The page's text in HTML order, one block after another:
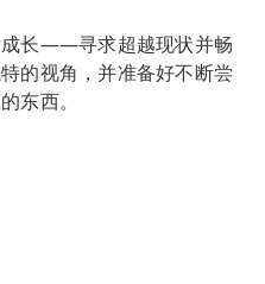
成长——寻求超越现状并畅
的视角，并准备好不断尝
东西。